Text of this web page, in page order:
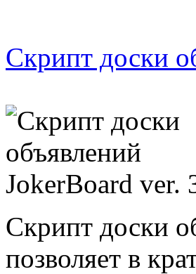
Скрипт доски
Скрипт доски
позволяет в